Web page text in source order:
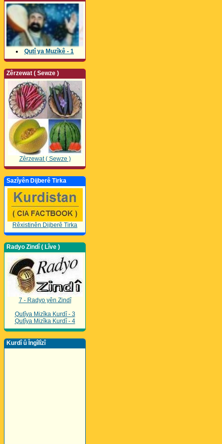
Qutî ya Muzîkê - 1
Zêrzewat ( Sewze )
Zêrzewat ( Sewze )
Sazîyên Dijberê Tirka
Rêxistinên Dijberê Tirka
Radyo Zindî ( Lîve )
7 - Radyo yên Zindî
Qutîya Mizîka Kurdî - 3
Qutîya Mizîka Kurdî - 4
Kurdî û Îngîlîzî